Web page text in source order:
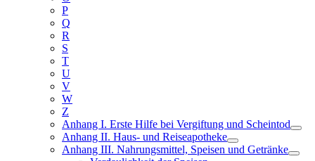
P
Q
R
S
T
U
V
W
Z
Anhang I. Erste Hilfe bei Vergiftung und Scheintod
Anhang II. Haus- und Reiseapotheke
Anhang III. Nahrungsmittel, Speisen und Getränke